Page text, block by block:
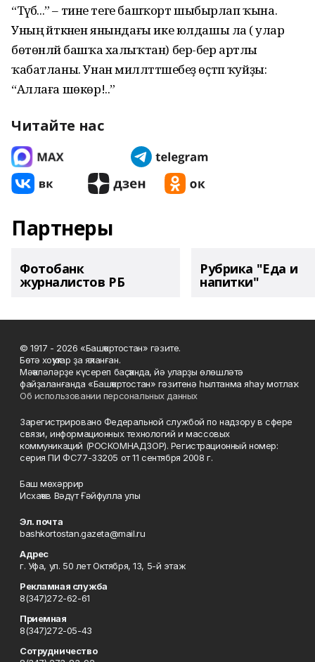
“Тәүбә...” – тине теге башҡорт шыбырлап ҡына.
Уның әйткәнен янындағы ике юлдашы ла (ә улар
бөтөнләй башҡа халыҡтан) бер-бер артлы
ҡабатланы. Унан милләттәшебеҙ өҫтәп ҡуйҙы:
“Аллаға шөкөр!..”
Читайте нас
Партнеры
Фотобанк
журналистов РБ
Рубрика "Еда и
напитки"
© 1917 - 2026 «Башҡортостан» гәзите.
Бөтә хоҡуҡтар ҙа яҡланған.
Мәҡәләләрҙе күсереп баҫҡанда, йә уларҙы өлөшләтә
файҙаланғанда «Башҡортостан» гәзитенә һылтанма яһау мотлаҡ.
Об использовании персональных данных
Зарегистрировано Федеральной службой по надзору в сфере
связи, информационных технологий и массовых
коммуникаций (РОСКОМНАДЗОР). Регистрационный номер:
серия ПИ ФС77-33205 от 11 сентября 2008 г.
Баш мөхәррир
Исхаҡов Вәдүт Ғәйфулла улы
Эл. почта
bashkortostan.gazeta@mail.ru
Адрес
г. Уфа, ул. 50 лет Октября, 13, 5-й этаж
Рекламная служба
8(347)272-62-61
Приемная
8(347)272-05-43
Сотрудничество